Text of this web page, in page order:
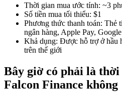
Futures sử dụng token làm tài
TradFi
Thời gian mua ước tính: ~3
Số tiền mua tối thiểu: $1
Phương thức thanh toán: Thẻ
ngân hàng, Apple Pay,
Khả dụng: Được hỗ trợ ở hầu
trên thế giới
Bây giờ có phải là
Falcon Finance không